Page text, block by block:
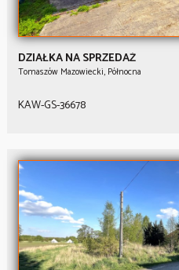
DZIAŁKA NA SPRZEDAŻ
Tomaszów Mazowiecki, Północna
KAW-GS-36678